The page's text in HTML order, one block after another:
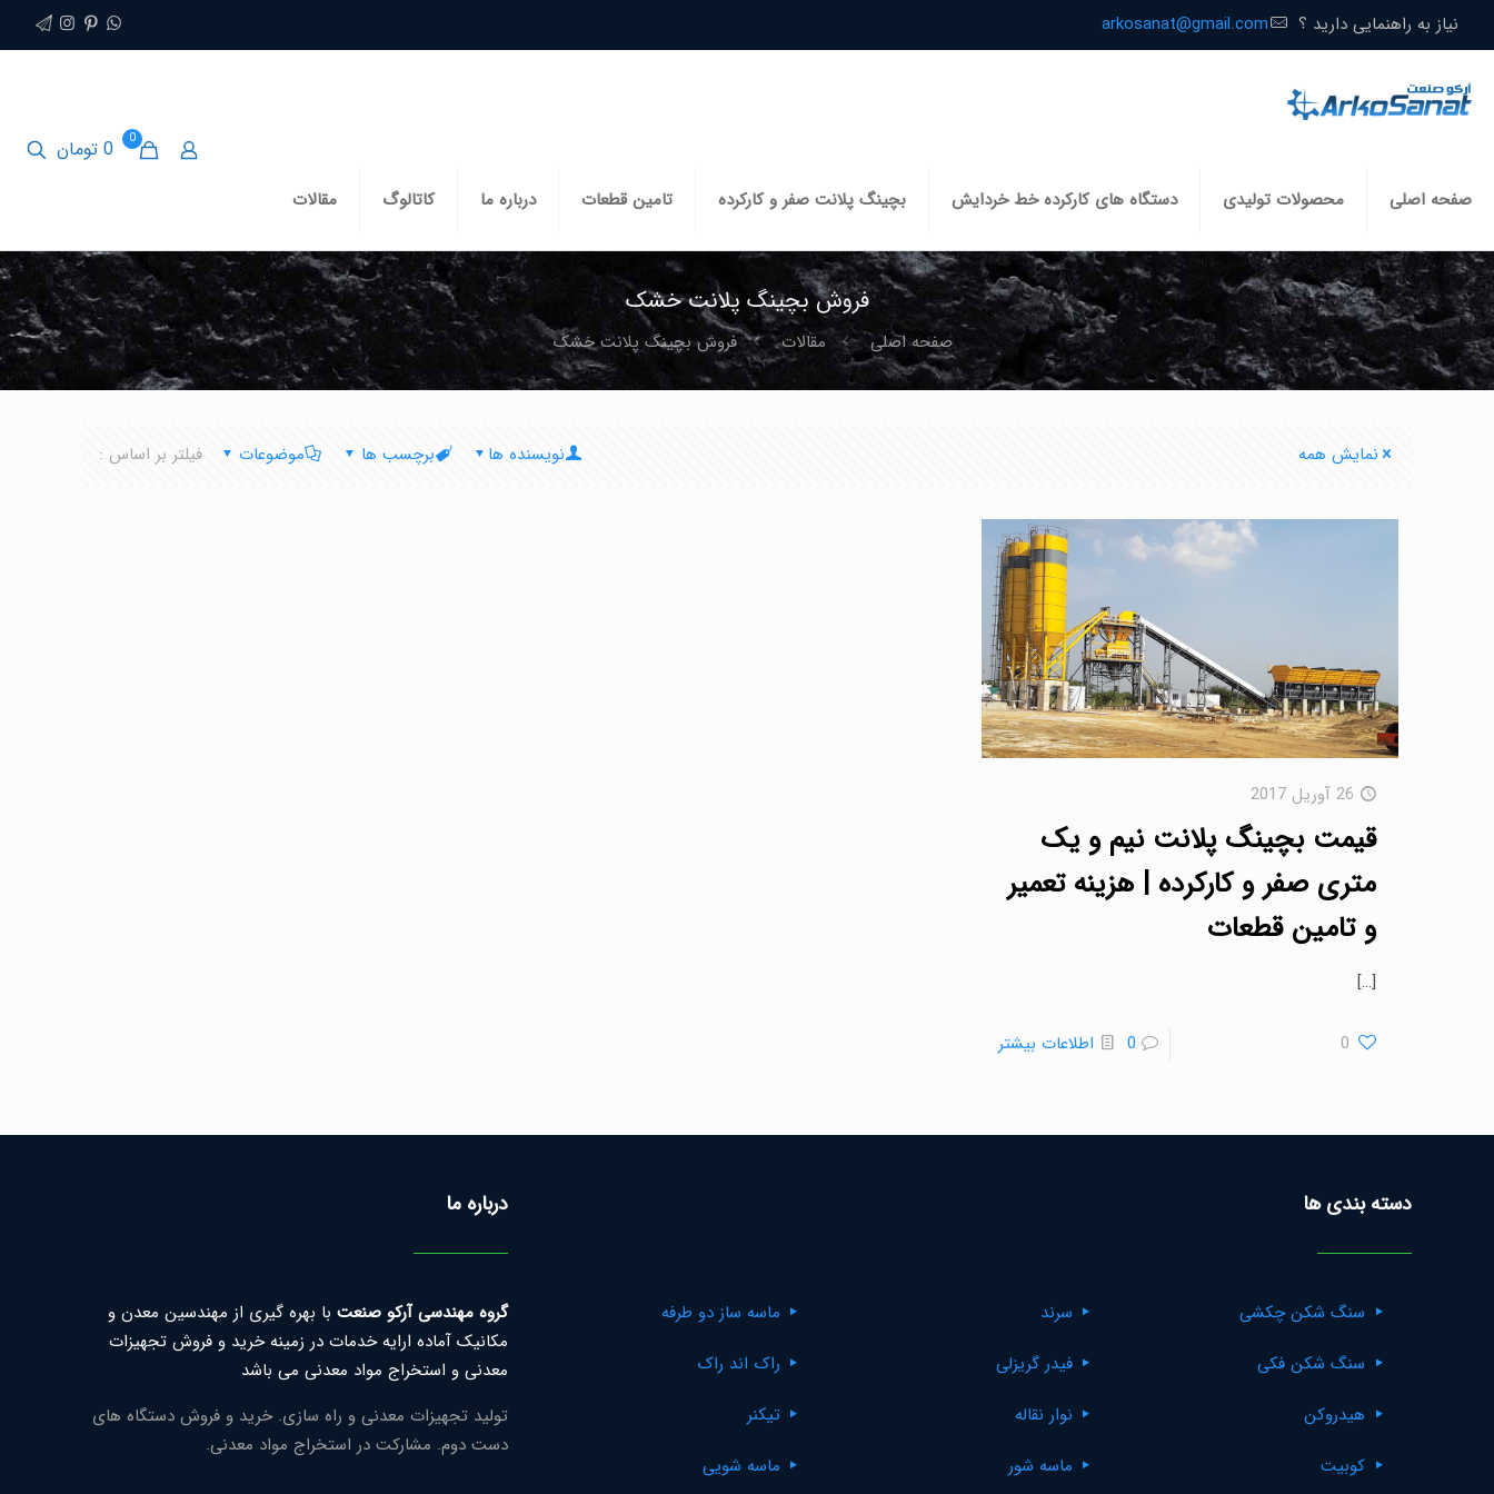
نیاز به راهنمایی دارید ؟ arkosanat@gmail.com
صفحه اصلی محصولات تولیدی دستگاه های کارکرده خط خردایش بچینگ پلانت صفر و کارکرده تامین قطعات درباره ما کاتالوگ مقالات
0 0 تومان
فروش بچینگ پلانت خشک
صفحه اصلی مقالات فروش بچینگ پلانت خشک
فیلتر بر اساس : موضوعات برچسب ها نویسنده ها نمایش همه
26 آوریل 2017
قیمت بچینگ پلانت نیم و یک
متری صفر و کارکرده | هزینه تعمیر
و تامین قطعات
[…]
0
0 اطلاعات بیشتر
دسته بندی ها
سنگ شکن چکشی
سنگ شکن فکی
هیدروکن
کوبیت
سرند
فیدر گریزلی
نوار نقاله
ماسه شور
ماسه ساز دو طرفه
راک اند راک
تیکنر
ماسه شویی
درباره ما
گروه مهندسی آرکو صنعت با بهره گیری از مهندسین معدن و
مکانیک آماده ارایه خدمات در زمینه خرید و فروش تجهیزات
معدنی و استخراج مواد معدنی می باشد
تولید تجهیزات معدنی و راه سازی. خرید و فروش دستگاه های
دست دوم. مشارکت در استخراج مواد معدنی.